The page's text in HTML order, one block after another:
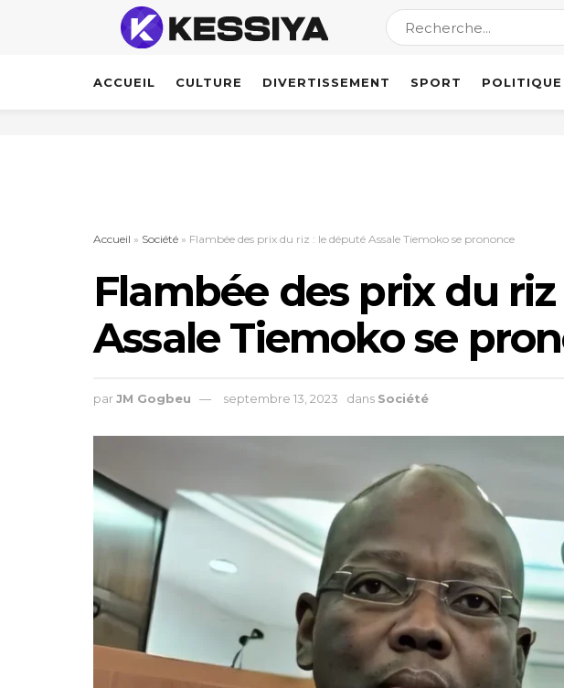
ACCUEIL CULTURE DIVERTISSEMENT SPORT POLITIQUE
Accueil » Société » Flambée des prix du riz : le député Assale Tiemoko se prononce
Flambée des prix du
Assale Tiemoko se
parJM Gogbeu septembre 13, 2023 dans Société